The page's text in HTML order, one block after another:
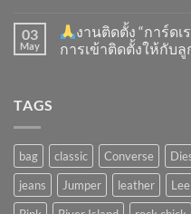
03
May
งานติดตั้ง “การ์ด
การเข้าติดตั้ง​ให้กับลู
TAGS
bag classic Converse
jeans
Jumper leather Lee